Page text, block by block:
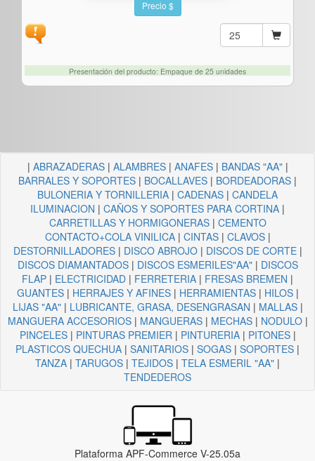
Precio $
Presentación del producto: Empaque de 25 unidades
| ABRAZADERAS| ALAMBRES| ANAFES| BANDAS "AA"|
BARRALES Y SOPORTES | BOCALLAVES | BORDEADORAS |
BULONERIA Y TORNILLERIA | CADENAS | CANDELA
ILUMINACION | CAÑOS Y SOPORTES PARA CORTINA |
CARRETILLAS Y HORMIGONERAS| CEMENTO
CONTACTO+COLA VINILICA| CINTAS| CLAVOS|
DESTORNILLADORES| DISCO ABROJO| DISCOS DE CORTE|
DISCOS DIAMANTADOS| DISCOS ESMERILES"AA"| DISCOS
FLAP | ELECTRICIDAD | FERRETERIA | FRESAS BREMEN |
GUANTES| HERRAJES Y AFINES| HERRAMIENTAS| HILOS|
LIJAS "AA"| LUBRICANTE, GRASA, DESENGRASAN | MALLAS|
MANGUERA ACCESORIOS| MANGUERAS| MECHAS| NODULO|
PINCELES| PINTURAS PREMIER | PINTURERIA| PITONES|
PLASTICOS QUECHUA | SANITARIOS | SOGAS | SOPORTES |
TANZA | TARUGOS | TEJIDOS | TELA ESMERIL "AA" |
TENDEDEROS
Plataforma APF-Commerce V-25.05a